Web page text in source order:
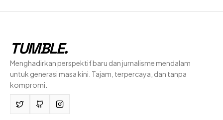
TUMBLE.
Menghadirkan perspektif baru dan jurnalisme mendalam
untuk generasi masa kini. Tajam, terpercaya, dan tanpa
kompromi.